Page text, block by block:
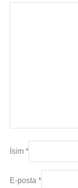
İsim *
E-posta *